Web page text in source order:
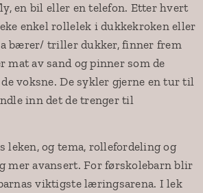
en bil eller en telefon. Etter hvert
enkel rollelek i dukkekroken eller
bærer/ triller dukker, finner frem
mat av sand og pinner som de
voksne. De sykler gjerne en tur til
inn det de trenger til
leken, og tema, rollefordeling og
mer avansert. For førskolebarn blir
viktigste læringsarena. I lek